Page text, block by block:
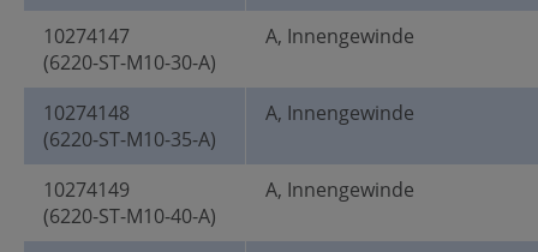
10274147
(6220-ST-M10-30-A)
A, Innengewinde
10274148
(6220-ST-M10-35-A)
A, Innengewinde
10274149
(6220-ST-M10-40-A)
A, Innengewinde